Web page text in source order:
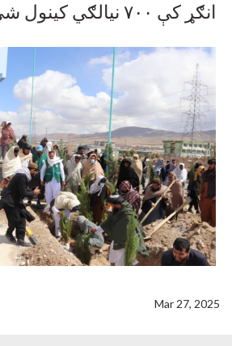
انګړ کې ۷۰۰ نیالګي کینول
Mar 27, 2025